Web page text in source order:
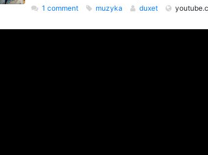
1 comment muzyka duxet